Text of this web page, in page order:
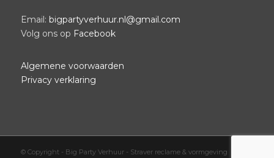
Email: bigpartyverhuur.nl@gmail.com
Volg ons op Facebook
Algemene voorwaarden
Privacy verklaring
© Copyright - Big Party Verhuur - Straver reclame & vormgeving